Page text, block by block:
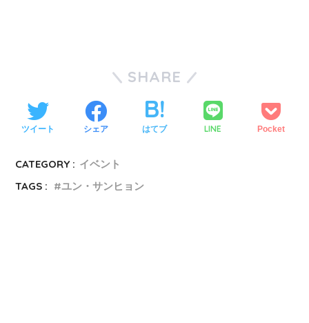
SHARE
ツイート シェア はてブ LINE Pocket
CATEGORY : イベント
TAGS :
ユン・サンヒョン